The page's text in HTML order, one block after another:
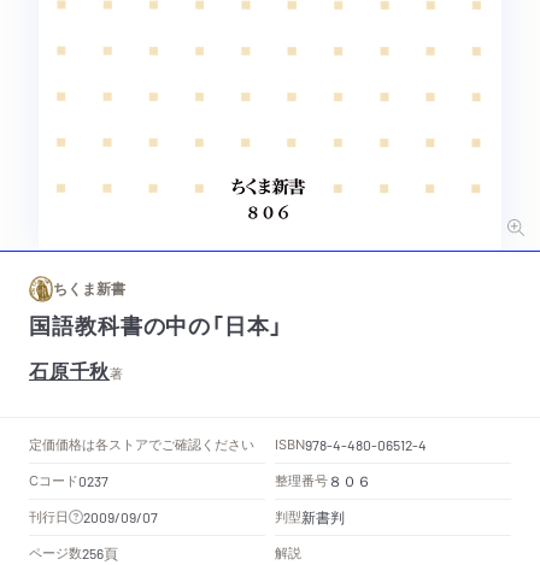
ちくま新書
国語教科書の中の「日本」
石原千秋著
定価価格は各ストアでご確認ください ISBN978-4-480-06512-4
Cコード0237 整理番号 ８０６
刊行日 2009/09/07 判型新書判
ページ数256頁 解説